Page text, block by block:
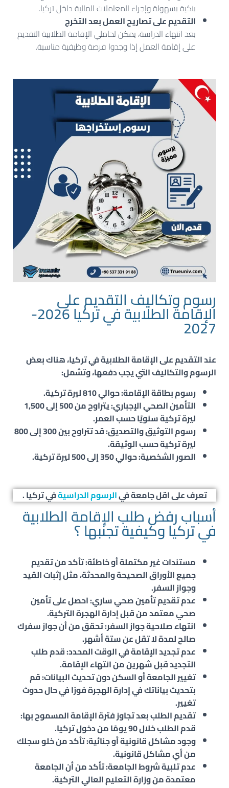
بنكية بسهولة وإجراء المعاملات المالية داخل تركيا.
التقديم على تصاريح العمل بعد التخرج
بعد انتهاء الدراسة، يمكن لحاملي الإقامة الطلابية التقديم
على إقامة العمل إذا وجدوا فرصة وظيفية مناسبة.
رسوم وتكاليف التقديم على
الإقامة الطلابية في تركيا 2026-
2027
عند التقديم علىالإقامة الطلابية في تركيا، هناك بعض
الرسوم والتكاليف التي يجب دفعها، وتشمل:
رسوم بطاقة الإقامة: حوالي810 ليرة تركية
.
التأمين الصحي الإجباري: يتراوح من
500 إلى 1,500
ليرة تركيةسنويًا حسب العمر.
رسوم التوثيق والتصديق: قد تتراوح بين
300 إلى 800
ليرة تركيةحسب الوثيقة.
الصور الشخصية: حوالي350 إلى 500 ليرة تركية .
تعرف على اقل جامعة فيالرسوم الدراسيةفي تركيا .
أسباب رفض طلب الإقامة الطلابية
في تركيا وكيفية تجنبها ؟
مستندات غير مكتملة أو خاطئة: تأكد من تقديم
جميع الأوراق الصحيحة والمحدثة، مثل إثبات القيد
وجواز السفر.
عدم تقديم تأمين صحي ساري: احصل على تأمين
صحي معتمد من قبل إدارة الهجرة التركية.
انتهاء صلاحية جواز السفر: تحقق من أن جواز سفرك
صالح لمدة لا تقل عن ستة أشهر.
عدم تجديد الإقامة في الوقت المحدد: قدم طلب
التجديد قبل شهرين من انتهاء الإقامة.
تغيير الجامعة أو السكن دون تحديث البيانات: قم
بتحديث بياناتك في إدارة الهجرة فورًا في حال حدوث
تغيير.
تقديم الطلب بعد تجاوز فترة الإقامة المسموح بها:
قدم الطلب خلال 90 يومًا من دخول تركيا.
وجود مشاكل قانونية أو جنائية: تأكد من خلو سجلك
من أي مشاكل قانونية.
عدم تلبية شروط الجامعة: تأكد من أن الجامعة
معتمدة من وزارة التعليم العالي التركية.